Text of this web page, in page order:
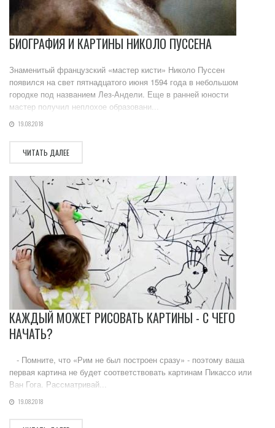
БИОГРАФИЯ И КАРТИНЫ НИКОЛО ПУССЕНА
Знаменитый французский «мастер кисти» Николо Пуссен
появился на свет пятнадцатого июня 1594 года в небольшом
городке под названием Лез-Андели. Еще в ранней юности
мастер получил неплохое образовани...
19.08.2018
ЧИТАТЬ ДАЛЕЕ
КАЖДЫЙ МОЖЕТ РИСОВАТЬ КАРТИНЫ - С ЧЕГО
НАЧАТЬ?
- Помните, что «Рим не был построен сразу» - поэтому ваша
первая картина не будет соответствовать картинам Пикассо или
Ван Гога. Рассматривай...
19.08.2018